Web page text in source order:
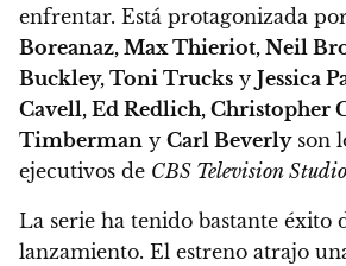
enfrentar. Está protagonizada
Boreanaz, Max Thieriot, Neil
Buckley, Toni Trucks y Jessica
Cavell, Ed Redlich, Christopher
Timberman y Carl Beverlyson
ejecutivos de CBS Television
La serie ha tenido bastante éxito
lanzamiento. El estreno atrajo